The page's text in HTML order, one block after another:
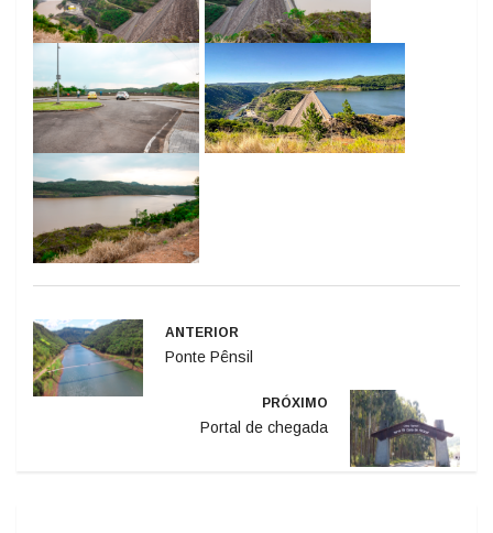
ANTERIOR
Ponte Pênsil
PRÓXIMO
Portal de chegada